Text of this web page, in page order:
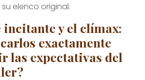
elenco original.
y el clímax:
exactamente
las expectativas del